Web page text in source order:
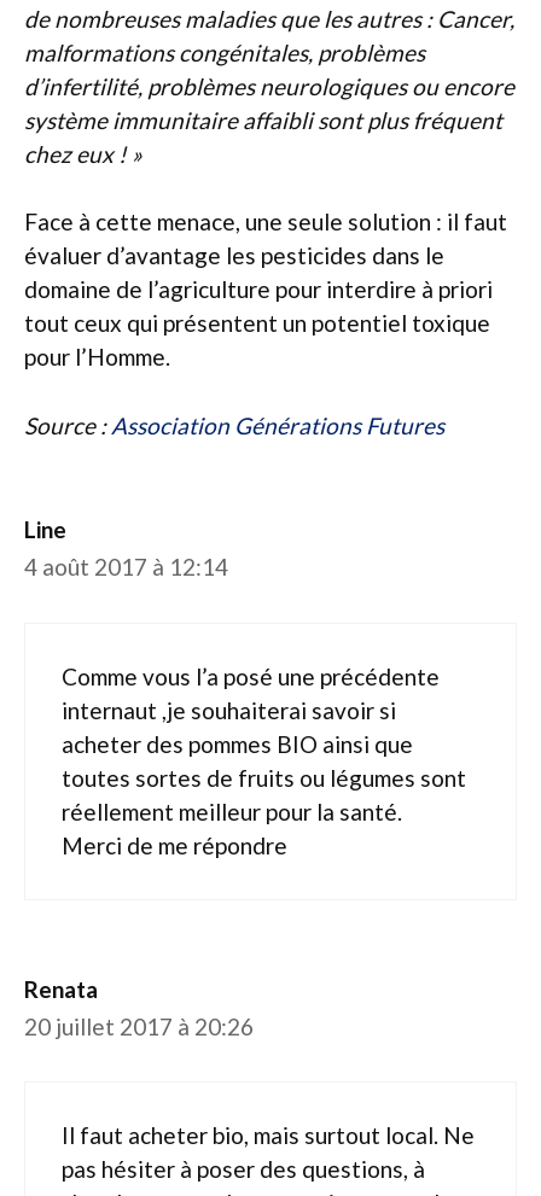
de nombreuses maladies que les autres : Cancer,
malformations congénitales, problèmes
d’infertilité, problèmes neurologiques ou encore
système immunitaire affaibli sont plus fréquent
chez eux ! »
Face à cette menace, une seule solution : il faut
évaluer d’avantage les pesticides dans le
domaine de l’agriculture pour interdire à priori
tout ceux qui présentent un potentiel toxique
pour l’Homme.
Source :Association Générations Futures
Line
4 août 2017 à 12:14
Comme vous l’a posé une précédente
internaut ,je souhaiterai savoir si
acheter des pommes BIO ainsi que
toutes sortes de fruits ou légumes sont
réellement meilleur pour la santé.
Merci de me répondre
Renata
20 juillet 2017 à 20:26
Il faut acheter bio, mais surtout local. Ne
pas hésiter à poser des questions, à